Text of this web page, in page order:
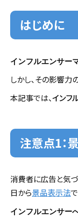
はじめに
インフルエンサー
しかし、その影響力
本記事では、インフ
注意点1：
消費者に広告と気づ
日から景品表示法
インフルエンサー